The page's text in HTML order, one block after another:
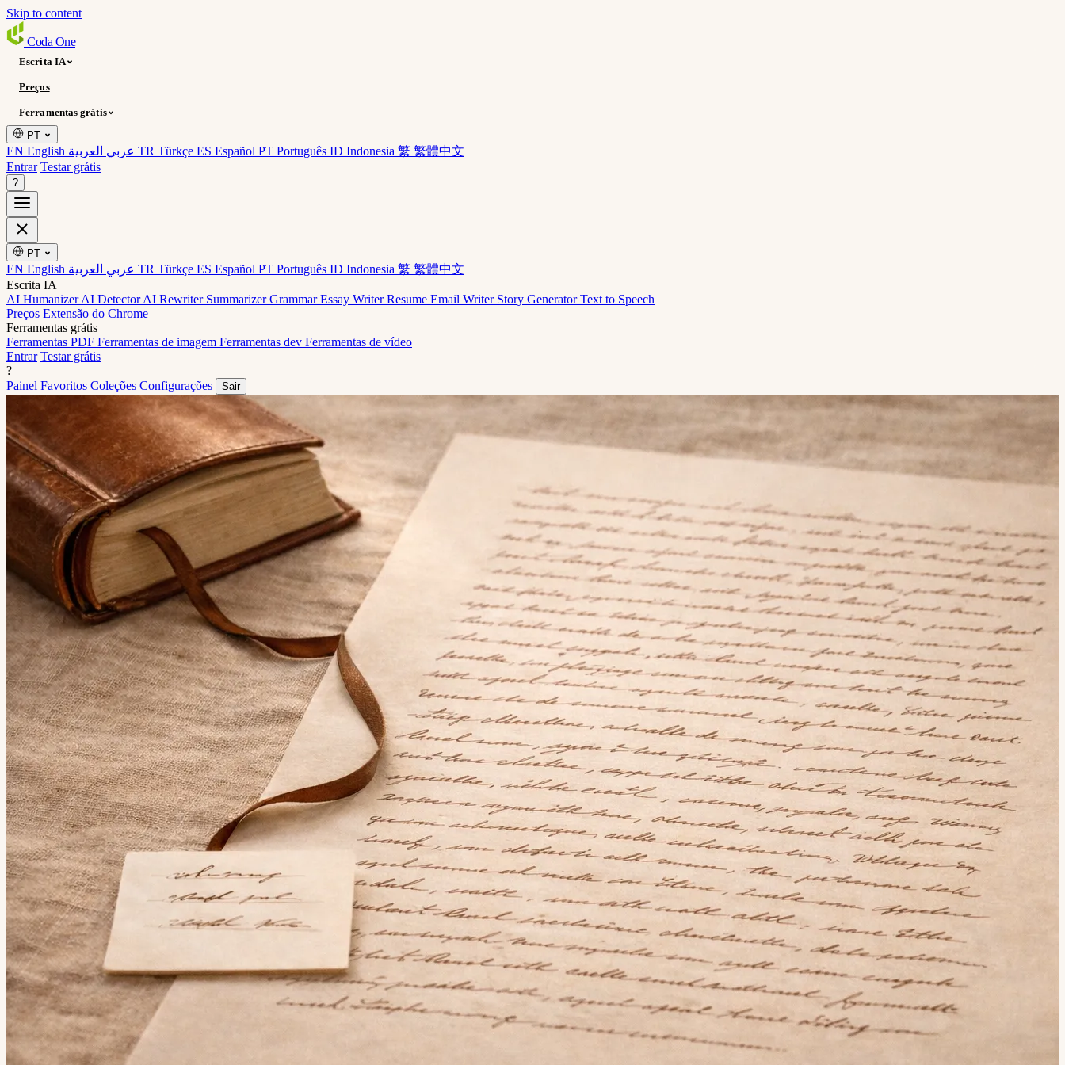
Skip to content
Coda One
Escrita IA
Preços
Ferramentas grátis
PT
EN English TR Türkçe ES Español PT Português ID Indonesia 繁 繁體中文
Entrar Testar grátis
?
PT
EN English TR Türkçe ES Español PT Português ID Indonesia 繁 繁體中文
Escrita IA
AI HumanizerAI DetectorAI Rewriter SummarizerGrammarEssay WriterResume Email Writer Story GeneratorText to Speech
Preços Extensão do Chrome
Ferramentas grátis
Ferramentas PDF Ferramentas de imagem Ferramentas dev Ferramentas de vídeo
Entrar Testar grátis
?
Painel Favoritos Coleções Configurações Sair